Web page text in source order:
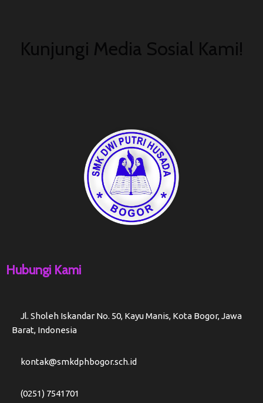
Kunjungi Media Sosial Kami!
Hubungi Kami
Jl. Sholeh Iskandar No. 50, Kayu Manis, Kota Bogor, Jawa
Barat, Indonesia
kontak@smkdphbogor.sch.id
(0251) 7541701